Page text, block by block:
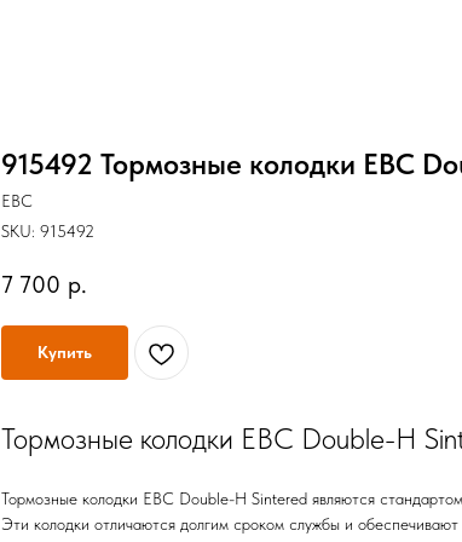
915492 Тормозные колодки EBC
EBC
SKU: 915492
7 700 р.
Купить
Тормозные колодки EBC Double-H
Тормозные колодки EBC Double-H Sintered являются
Эти колодки отличаются долгим сроком службы и